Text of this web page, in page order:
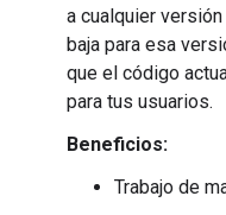
a cualquier
baja para esa
que el código
para tus usuarios.
Beneficios:
Trabajo de